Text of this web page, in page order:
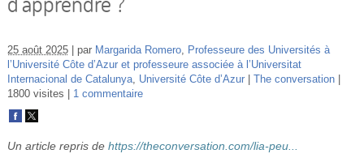
IA
IMT
Vidéos
25 août 2025 par Margarida Romero,
Professeure des Universités à
l’Université Côte d’Azur et professeure associée à l’Universitat
Internacional de Catalunya, Université Côte d’Azur
The conversation
1800 visites
1 commentaire
Un article repris de https://theconversation.com/lia-peu...